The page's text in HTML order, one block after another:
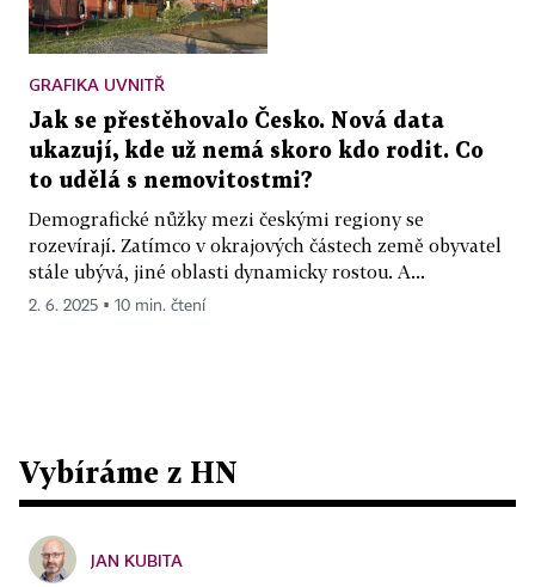
GRAFIKA UVNITŘ
Jak se přestěhovalo Česko. Nová data
ukazují, kde už nemá skoro kdo rodit. Co
to udělá s nemovitostmi?
Demografické nůžky mezi českými regiony se
rozevírají. Zatímco v okrajových částech země obyvatel
stále ubývá, jiné oblasti dynamicky rostou. A...
2. 6. 2025 ▪ 10 min. čtení
Vybíráme z HN
JAN KUBITA